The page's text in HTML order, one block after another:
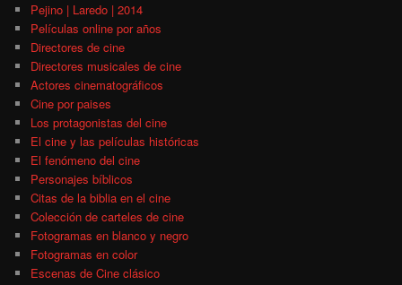
Pejino | Laredo | 2014
Películas online por años
Directores de cine
Directores musicales de cine
Actores cinematográficos
Cine por paises
Los protagonistas del cine
El cine y las películas históricas
El fenómeno del cine
Personajes bíblicos
Citas de la biblia en el cine
Colección de carteles de cine
Fotogramas en blanco y negro
Fotogramas en color
Escenas de Cine clásico